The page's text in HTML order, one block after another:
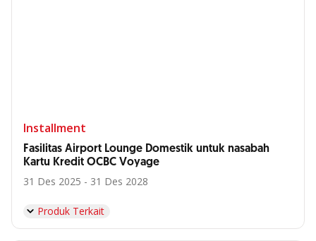
Installment
Fasilitas Airport Lounge Domestik untuk nasabah
Kartu Kredit OCBC Voyage
31 Des 2025 - 31 Des 2028
Produk Terkait